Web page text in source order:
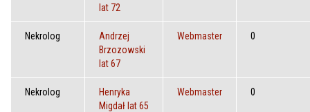
lat 72
Nekrolog
Andrzej
Brzozowski
lat 67
Webmaster 0
Nekrolog
Henryka
Migdał lat 65
Webmaster 0